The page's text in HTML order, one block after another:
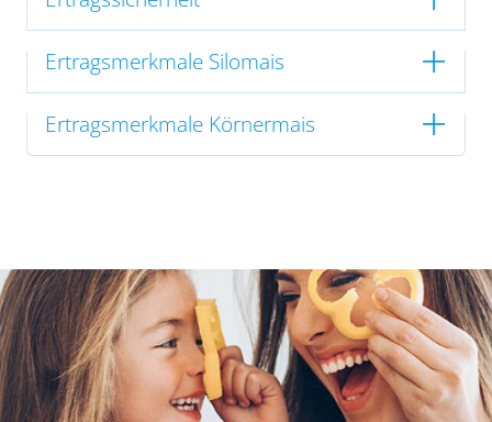
Ertragsmerkmale Silomais
Ertragsmerkmale Körnermais